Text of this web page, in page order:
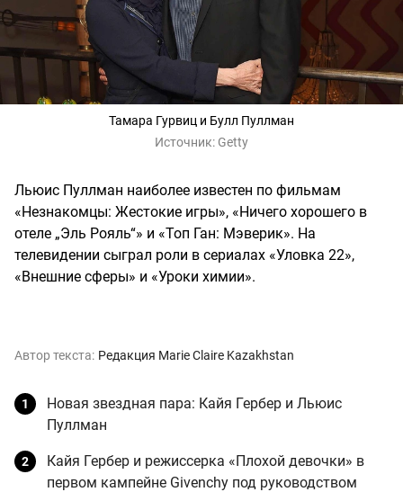
Тамара Гурвиц и Булл Пуллман
Источник: Getty
Льюис Пуллман наиболее известен по фильмам
«Незнакомцы: Жестокие игры», «Ничего хорошего в
отеле „Эль Рояль“» и «Топ Ган: Мэверик». На
телевидении сыграл роли в сериалах «Уловка 22»,
«Внешние сферы» и «Уроки химии».
Автор текста: Редакция Marie Claire Kazakhstan
Новая звездная пара: Кайя Гербер и Льюис
Пуллман
Кайя Гербер и режиссерка «Плохой девочки» в
первом кампейне Givenchy под руководством